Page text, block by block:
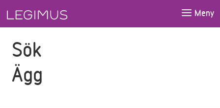
Meny
Sök
Ägg